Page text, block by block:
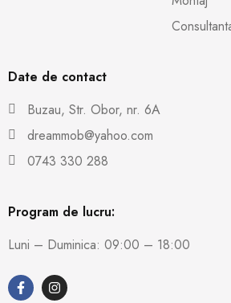
Date de contact
Buzau, Str. Obor, nr. 6A
dreammob@yahoo.com
0743 330 288
Program de lucru:
Luni – Duminica: 09:00 – 18:00